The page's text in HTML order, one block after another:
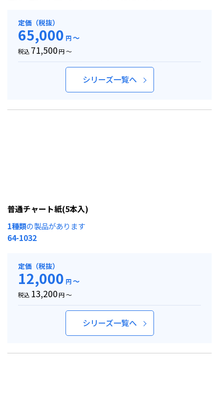
定価（税抜）
65,000 円～
税込 71,500円 ～
シリーズ一覧へ
普通チャート紙(5本入)
1種類の製品があります
64-1032
定価（税抜）
12,000 円～
税込 13,200円 ～
シリーズ一覧へ